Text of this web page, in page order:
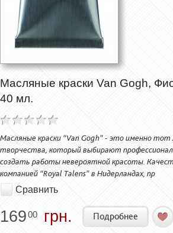
Масляные краски Van Gogh,
40 мл.
Масляные краски “Van Gogh” - это именно
творчества, который выбирают
создать работы невероятной красоты.
компанией “Royal Talens” в Нидерландах, пр
Сравнить
16900 грн. Подробнее